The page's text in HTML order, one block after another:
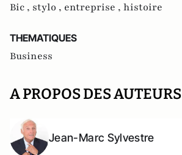
Bic , stylo , entreprise , histoire
THEMATIQUES
Business
A PROPOS DES AUTEURS
Jean-Marc Sylvestre